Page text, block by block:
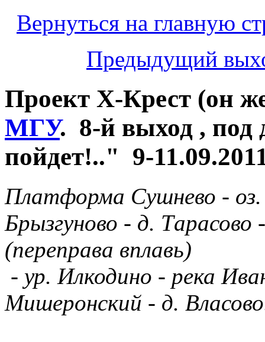
Вернуться на главную
Предыдущий
Проект Х-Крест (он
МГУ. 8-й выход , под
пойдет!.." 9-
Платформа Сушнево -
Брызгуново - д. Тарасово
(переправа вплавь)
- ур. Илкодино - река
Мишеронский - д.